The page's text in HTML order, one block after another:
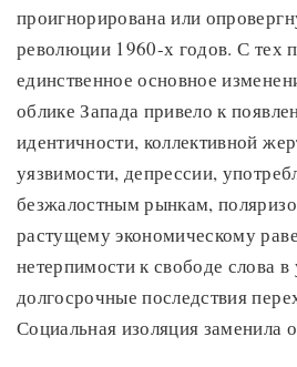
проигнорирована или
революции 1960-х годов. С тех
единственное основное
облике Запада привело к
идентичности, коллективной
уязвимости, депрессии,
безжалостным рынкам,
растущему экономическому
нетерпимости к свободе слова в
долгосрочные последствия
Социальная изоляция заменила